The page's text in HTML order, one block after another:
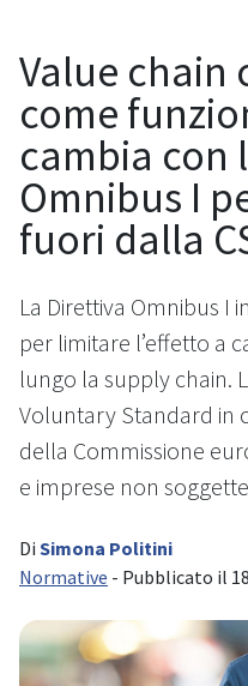
Value chain
come
cambia con
Omnibus I
fuori dalla
La Direttiva Omnibus I
per limitare l’effetto a
lungo la supply chain.
Voluntary Standard in
della Commissione
e imprese non
Di Simona Politini
Normative - Pubblicato il